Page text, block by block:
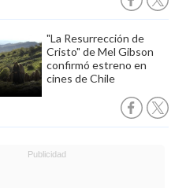
"La Resurrección de
Cristo" de Mel Gibson
confirmó estreno en
cines de Chile